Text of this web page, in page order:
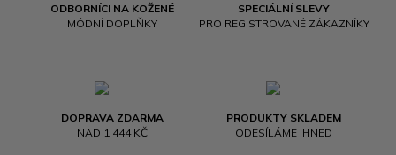
ODBORNÍCI NA KOŽENÉ
MÓDNÍ DOPLŇKY
SPECIÁLNÍ SLEVY
PRO REGISTROVANÉ ZÁKAZNÍKY
DOPRAVA ZDARMA
NAD 1 444 KČ
PRODUKTY SKLADEM
ODESÍLÁME IHNED